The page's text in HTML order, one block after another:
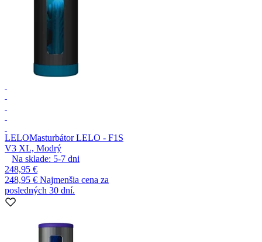
LELOMasturbátor LELO - F1S
V3 XL, Modrý
Na sklade: 5-7 dni
248,95 €
248,95 € Najmenšia cena za
posledných 30 dní.